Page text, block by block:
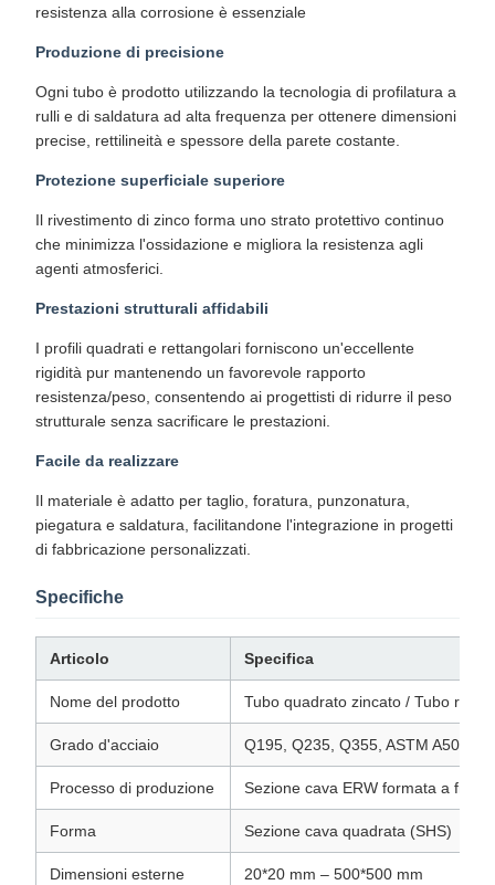
resistenza alla corrosione è essenziale
Produzione di precisione
Ogni tubo è prodotto utilizzando la tecnologia di profilatura a
rulli e di saldatura ad alta frequenza per ottenere dimensioni
precise, rettilineità e spessore della parete costante.​
Protezione superficiale superiore
Il rivestimento di zinco forma uno strato protettivo continuo
che minimizza l'ossidazione e migliora la resistenza agli
agenti atmosferici.​
Prestazioni strutturali affidabili
I profili quadrati e rettangolari forniscono un'eccellente
rigidità pur mantenendo un favorevole rapporto
resistenza/peso, consentendo ai progettisti di ridurre il peso
strutturale senza sacrificare le prestazioni.​
Facile da realizzare
Il materiale è adatto per taglio, foratura, punzonatura,
piegatura e saldatura, facilitandone l'integrazione in progetti
di fabbricazione personalizzati.​
Specifiche
Articolo Specifica
Nome del prodotto Tubo quadrato zincato / Tubo
Grado d'acciaio Q195, Q235, Q355, ASTM A500
Processo di produzione Sezione cava ERW formata a
Forma Sezione cava quadrata (SHS)
Dimensioni esterne 20*20 mm – 500*500 mm